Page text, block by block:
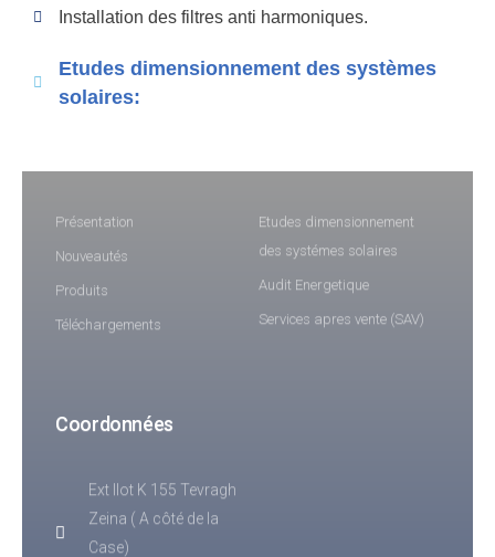
Installation des filtres anti harmoniques.
Etudes dimensionnement des systèmes
solaires:
Présentation
Nouveautés
Produits
Téléchargements
Etudes dimensionnement
des systémes solaires
Audit Energetique
Services apres vente (SAV)
Coordonnées
Ext Ilot K 155 Tevragh
Zeina ( A côté de la
Case)